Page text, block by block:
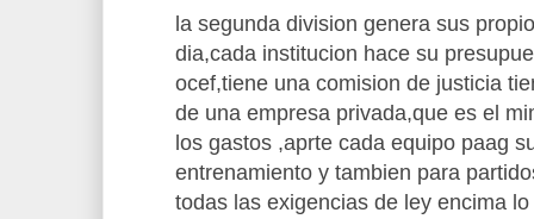
la segunda division genera sus
dia,cada institucion hace su
ocef,tiene una comision de justicia
de una empresa privada,que es el
los gastos ,aprte cada equipo paag
entrenamiento y tambien para
todas las exigencias de ley encima